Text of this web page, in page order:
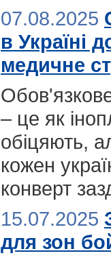
07.08.2025
в Україні
медичне
– це як
обіцяють,
кожен
конверт
15.07.2025
для зон